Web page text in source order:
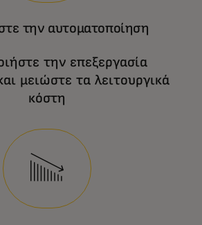
την αυτοματοποίηση
την επεξεργασία
μειώστε τα λειτουργικά
κόστη